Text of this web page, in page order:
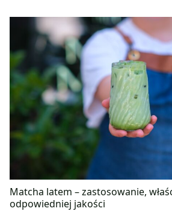
Matcha latem – zastosowanie,
odpowiedniej jakości